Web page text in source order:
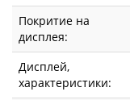
Покритие на
дисплея:
Дисплей,
характеристики: